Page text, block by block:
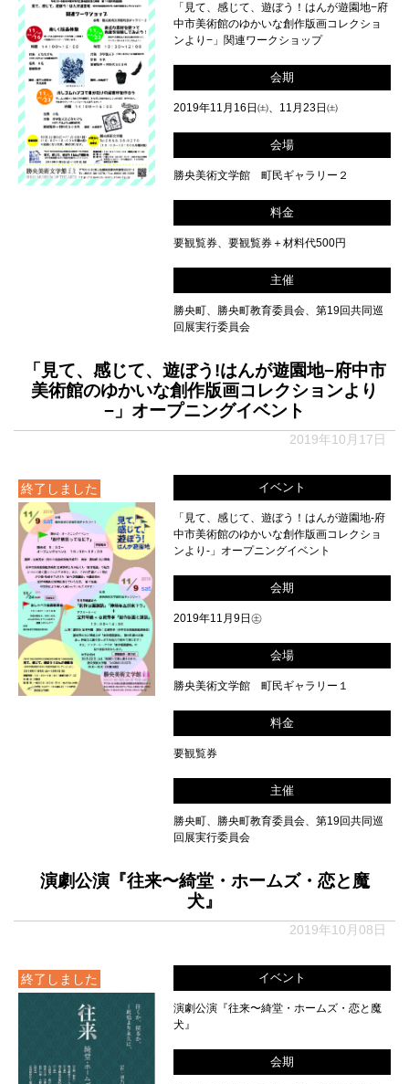
「見て、感じて、遊ぼう！はんが遊園地−府
中市美術館のゆかいな創作版画コレクショ
ンより−」関連ワークショップ
会期
2019年11月16日㈯、11月23日㈯
会場
勝央美術文学館 町民ギャラリー２
料金
要観覧券、要観覧券＋材料代500円
主催
勝央町、勝央町教育委員会、第19回共同巡
回展実行委員会
「見て、感じて、遊ぼう!はんが遊園地−府中市
美術館のゆかいな創作版画コレクションより
−」オープニングイベント
2019年10月17日
終了しました イベント
「見て、感じて、遊ぼう！はんが遊園地-府
中市美術館のゆかいな創作版画コレクショ
ンより-」オープニングイベント
会期
2019年11月9日㊏
会場
勝央美術文学館 町民ギャラリー１
料金
要観覧券
主催
勝央町、勝央町教育委員会、第19回共同巡
回展実行委員会
演劇公演『往来〜綺堂・ホームズ・恋と魔
犬』
2019年10月08日
終了しました イベント
演劇公演『往来〜綺堂・ホームズ・恋と魔
犬』
会期